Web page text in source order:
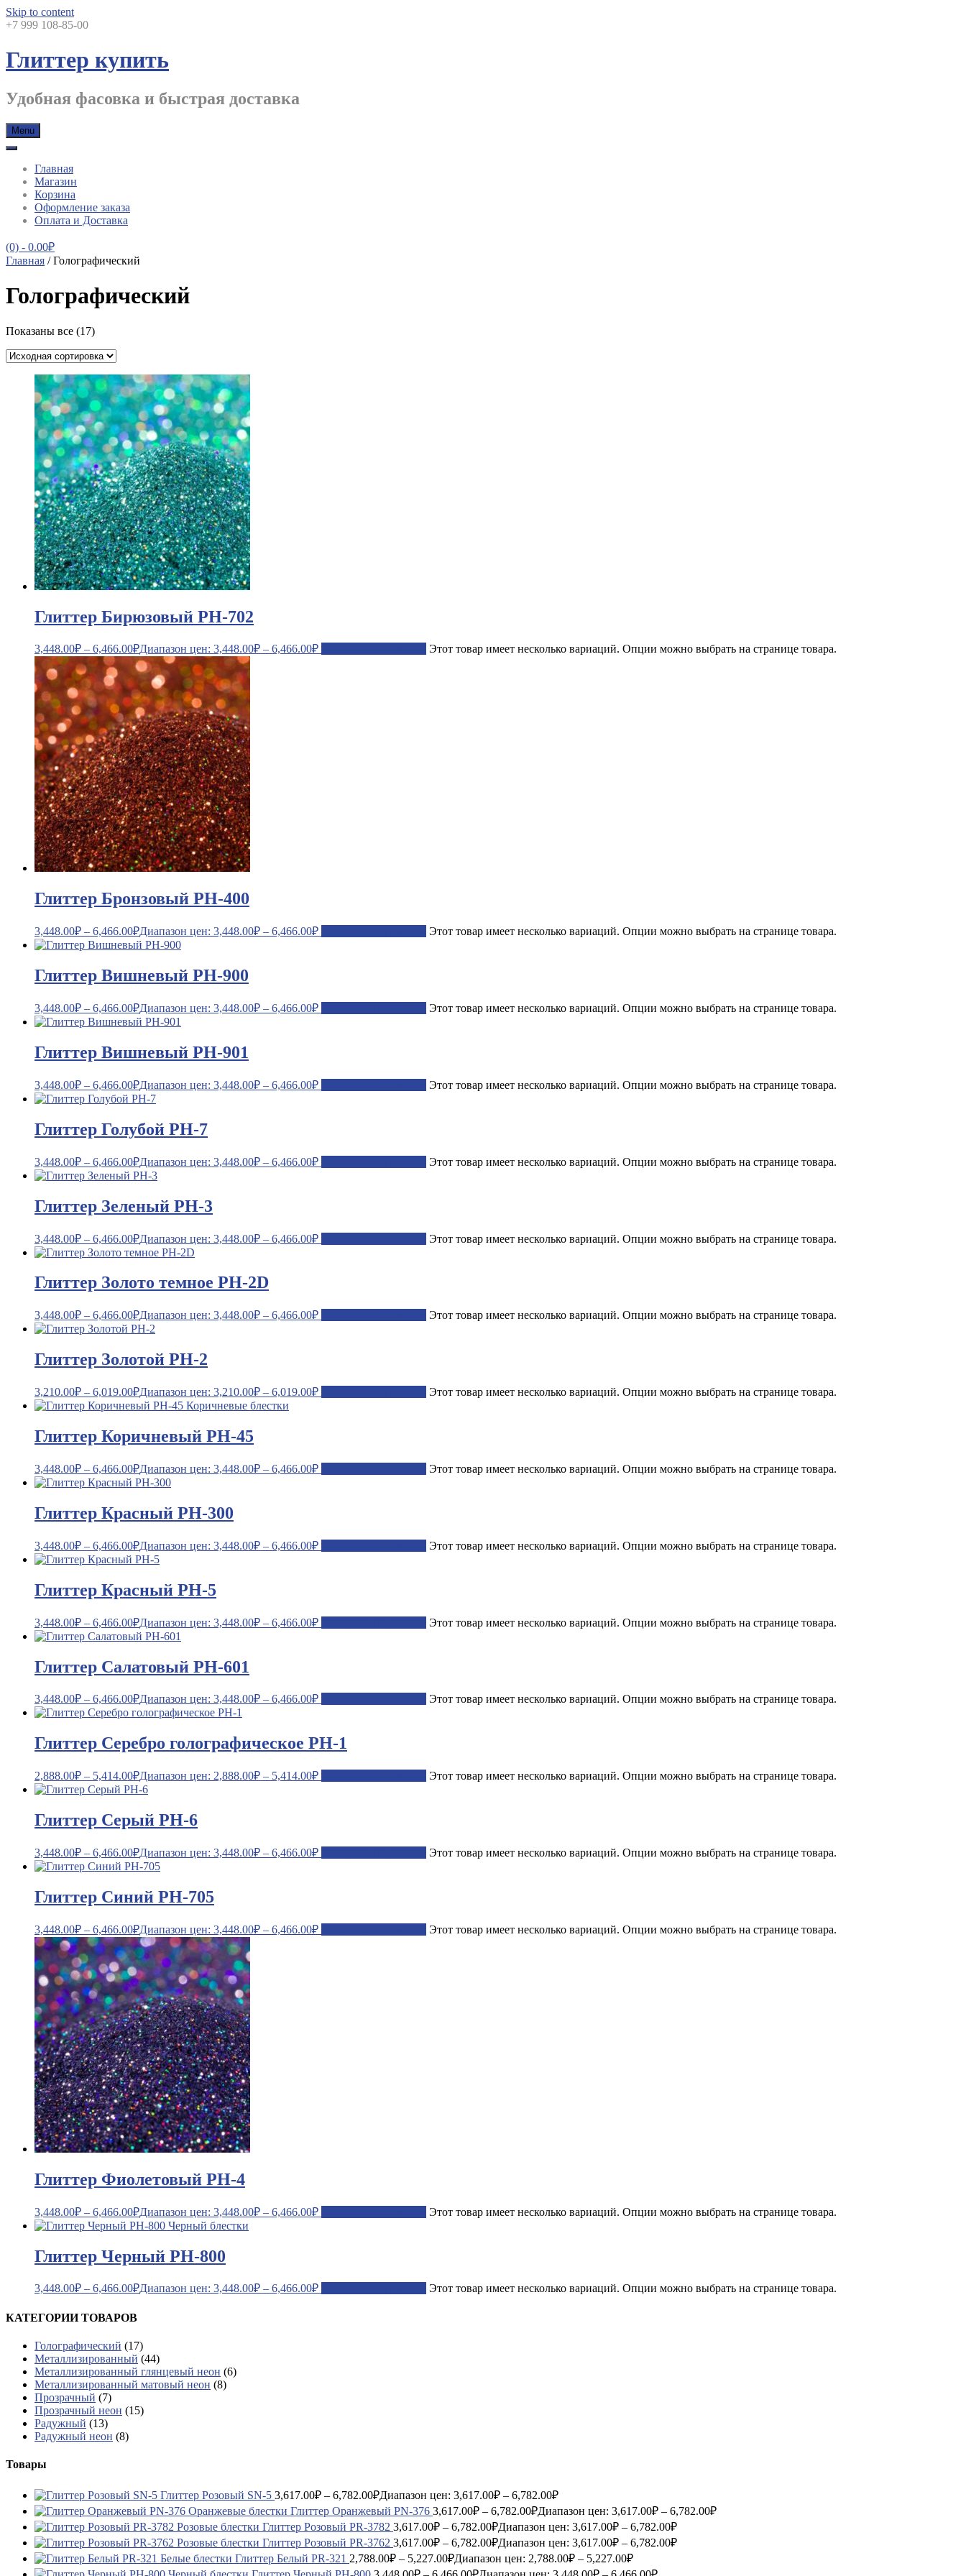
Skip to content
+7 999 108-85-00
Глиттер купить
Удобная фасовка и быстрая доставка
Menu
Главная
Магазин
Корзина
Оформление заказа
Оплата и Доставка
(0) - 0.00₽
Главная / Голографический
Голографический
Показаны все (17)
Глиттер Бирюзовый PH-702
3,448.00₽ – 6,466.00₽Диапазон цен: 3,448.00₽ – 6,466.00₽ Этот товар имеет несколько вариаций. Опции можно выбрать на странице товара.
Глиттер Бронзовый PH-400
3,448.00₽ – 6,466.00₽Диапазон цен: 3,448.00₽ – 6,466.00₽ Этот товар имеет несколько вариаций. Опции можно выбрать на странице товара.
Глиттер Вишневый PH-900
3,448.00₽ – 6,466.00₽Диапазон цен: 3,448.00₽ – 6,466.00₽ Этот товар имеет несколько вариаций. Опции можно выбрать на странице товара.
Глиттер Вишневый PH-901
3,448.00₽ – 6,466.00₽Диапазон цен: 3,448.00₽ – 6,466.00₽ Этот товар имеет несколько вариаций. Опции можно выбрать на странице товара.
Глиттер Голубой PH-7
3,448.00₽ – 6,466.00₽Диапазон цен: 3,448.00₽ – 6,466.00₽ Этот товар имеет несколько вариаций. Опции можно выбрать на странице товара.
Глиттер Зеленый PH-3
3,448.00₽ – 6,466.00₽Диапазон цен: 3,448.00₽ – 6,466.00₽ Этот товар имеет несколько вариаций. Опции можно выбрать на странице товара.
Глиттер Золото темное PH-2D
3,448.00₽ – 6,466.00₽Диапазон цен: 3,448.00₽ – 6,466.00₽ Этот товар имеет несколько вариаций. Опции можно выбрать на странице товара.
Глиттер Золотой PH-2
3,210.00₽ – 6,019.00₽Диапазон цен: 3,210.00₽ – 6,019.00₽ Этот товар имеет несколько вариаций. Опции можно выбрать на странице товара.
Глиттер Коричневый PH-45
3,448.00₽ – 6,466.00₽Диапазон цен: 3,448.00₽ – 6,466.00₽ Этот товар имеет несколько вариаций. Опции можно выбрать на странице товара.
Глиттер Красный PH-300
3,448.00₽ – 6,466.00₽Диапазон цен: 3,448.00₽ – 6,466.00₽ Этот товар имеет несколько вариаций. Опции можно выбрать на странице товара.
Глиттер Красный PH-5
3,448.00₽ – 6,466.00₽Диапазон цен: 3,448.00₽ – 6,466.00₽ Этот товар имеет несколько вариаций. Опции можно выбрать на странице товара.
Глиттер Салатовый PH-601
3,448.00₽ – 6,466.00₽Диапазон цен: 3,448.00₽ – 6,466.00₽ Этот товар имеет несколько вариаций. Опции можно выбрать на странице товара.
Глиттер Серебро голографическое PH-1
2,888.00₽ – 5,414.00₽Диапазон цен: 2,888.00₽ – 5,414.00₽ Этот товар имеет несколько вариаций. Опции можно выбрать на странице товара.
Глиттер Серый PH-6
3,448.00₽ – 6,466.00₽Диапазон цен: 3,448.00₽ – 6,466.00₽ Этот товар имеет несколько вариаций. Опции можно выбрать на странице товара.
Глиттер Синий PH-705
3,448.00₽ – 6,466.00₽Диапазон цен: 3,448.00₽ – 6,466.00₽ Этот товар имеет несколько вариаций. Опции можно выбрать на странице товара.
Глиттер Фиолетовый PH-4
3,448.00₽ – 6,466.00₽Диапазон цен: 3,448.00₽ – 6,466.00₽ Этот товар имеет несколько вариаций. Опции можно выбрать на странице товара.
Глиттер Черный PH-800
3,448.00₽ – 6,466.00₽Диапазон цен: 3,448.00₽ – 6,466.00₽ Этот товар имеет несколько вариаций. Опции можно выбрать на странице товара.
КАТЕГОРИИ ТОВАРОВ
Голографический (17)
Металлизированный (44)
Металлизированный глянцевый неон (6)
Металлизированный матовый неон (8)
Прозрачный (7)
Прозрачный неон (15)
Радужный (13)
Радужный неон (8)
Товары
Глиттер Розовый SN-5 3,617.00₽ – 6,782.00₽Диапазон цен: 3,617.00₽ – 6,782.00₽
Глиттер Оранжевый PN-376 3,617.00₽ – 6,782.00₽Диапазон цен: 3,617.00₽ – 6,782.00₽
Глиттер Розовый PR-3782 3,617.00₽ – 6,782.00₽Диапазон цен: 3,617.00₽ – 6,782.00₽
Глиттер Розовый PR-3762 3,617.00₽ – 6,782.00₽Диапазон цен: 3,617.00₽ – 6,782.00₽
Глиттер Белый PR-321 2,788.00₽ – 5,227.00₽Диапазон цен: 2,788.00₽ – 5,227.00₽